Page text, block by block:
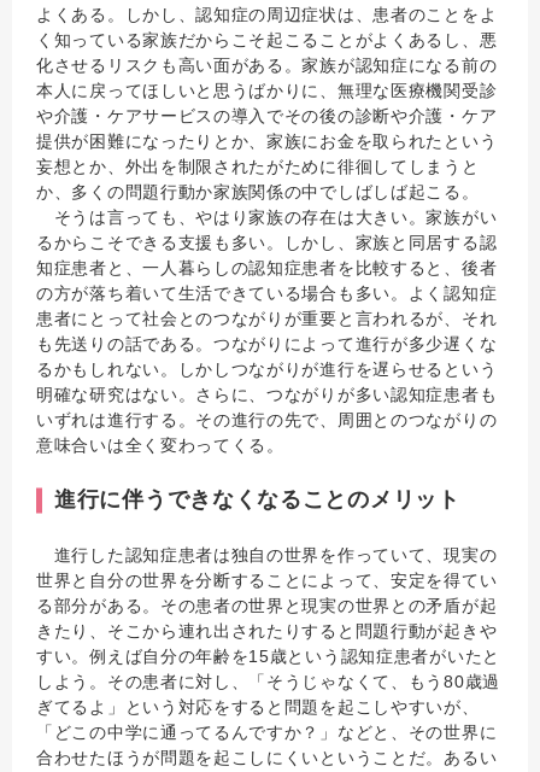
よくある。しかし、認知症の周辺症状は、患者のことをよ
く知っている家族だからこそ起こることがよくあるし、悪
化させるリスクも高い面がある。家族が認知症になる前の
本人に戻ってほしいと思うばかりに、無理な医療機関受診
や介護・ケアサービスの導入でその後の診断や介護・ケア
提供が困難になったりとか、家族にお金を取られたという
妄想とか、外出を制限されたがために徘徊してしまうと
か、多くの問題行動か家族関係の中でしばしば起こる。
そうは言っても、やはり家族の存在は大きい。家族がい
るからこそできる支援も多い。しかし、家族と同居する認
知症患者と、一人暮らしの認知症患者を比較すると、後者
の方が落ち着いて生活できている場合も多い。よく認知症
患者にとって社会とのつながりが重要と言われるが、それ
も先送りの話である。つながりによって進行が多少遅くな
るかもしれない。しかしつながりが進行を遅らせるという
明確な研究はない。さらに、つながりが多い認知症患者も
いずれは進行する。その進行の先で、周囲とのつながりの
意味合いは全く変わってくる。
進行に伴うできなくなることのメリット
進行した認知症患者は独自の世界を作っていて、現実の
世界と自分の世界を分断することによって、安定を得てい
る部分がある。その患者の世界と現実の世界との矛盾が起
きたり、そこから連れ出されたりすると問題行動が起きや
すい。例えば自分の年齢を15歳という認知症患者がいたと
しよう。その患者に対し、「そうじゃなくて、もう80歳過
ぎてるよ」という対応をすると問題を起こしやすいが、
「どこの中学に通ってるんですか？」などと、その世界に
合わせたほうが問題を起こしにくいということだ。あるい